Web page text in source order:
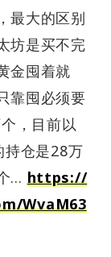
最大的区别
坊是买不完
金囤着就
靠囤必须要
，目前以
仓是28万
… https://
WvaM63